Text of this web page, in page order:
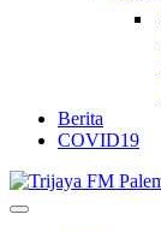
Berita
COVID19